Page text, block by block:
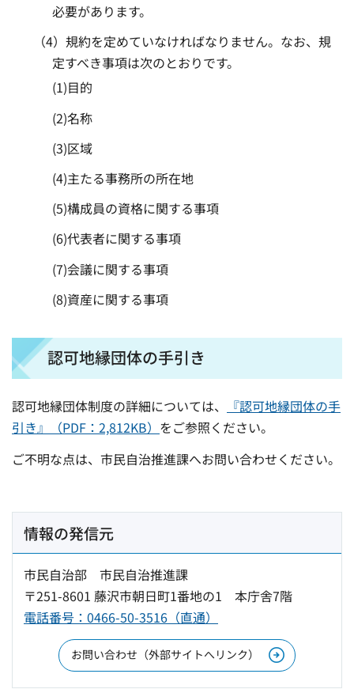
必要があります。
（4）規約を定めていなければなりません。なお、規
定すべき事項は次のとおりです。
(1)目的
(2)名称
(3)区域
(4)主たる事務所の所在地
(5)構成員の資格に関する事項
(6)代表者に関する事項
(7)会議に関する事項
(8)資産に関する事項
認可地縁団体の手引き
認可地縁団体制度の詳細については、
『認可地縁団体の手
引き』（PDF：2,812KB） をご参照ください。
ご不明な点は、市民自治推進課へお問い合わせください。
情報の発信元
市民自治部 市民自治推進課
〒251-8601 藤沢市朝日町1番地の1 本庁舎7階
電話番号：0466-50-3516（直通）
お問い合わせ（外部サイトへリンク）